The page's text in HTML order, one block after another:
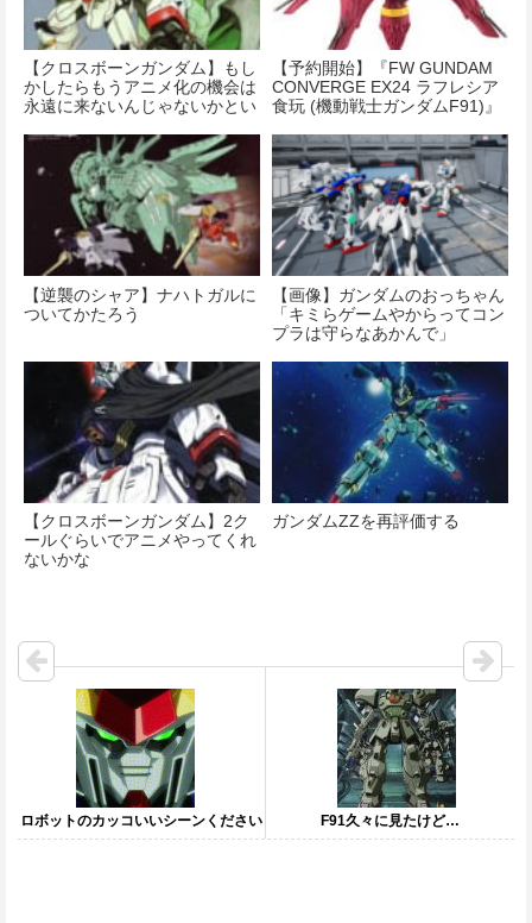
【クロスボーンガンダム】もし
かしたらもうアニメ化の機会は
永遠に来ないんじゃないかとい
【予約開始】『FW GUNDAM
CONVERGE EX24 ラフレシア
食玩 (機動戦士ガンダムF91)』
【逆襲のシャア】ナハトガルに
ついてかたろう
【画像】ガンダムのおっちゃん
「キミらゲームやからってコン
プラは守らなあかんで」
【クロスボーンガンダム】2ク
ールぐらいでアニメやってくれ
ないかな
ガンダムZZを再評価する
ロボットのカッコいいシーンください F91久々に見たけど…